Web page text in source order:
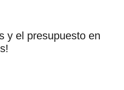
y el presupuesto en